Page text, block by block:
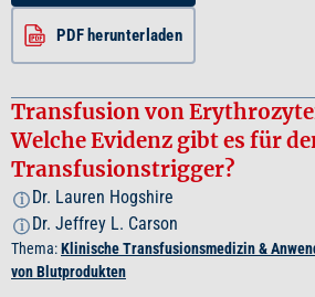
PDF herunterladen
Transfusion von
Welche Evidenz gibt es für
Transfusionstrigger?
i Dr. Lauren Hogshire
i Dr. Jeffrey L. Carson
Thema:Klinische Transfusionsmedizin &
von Blutprodukten